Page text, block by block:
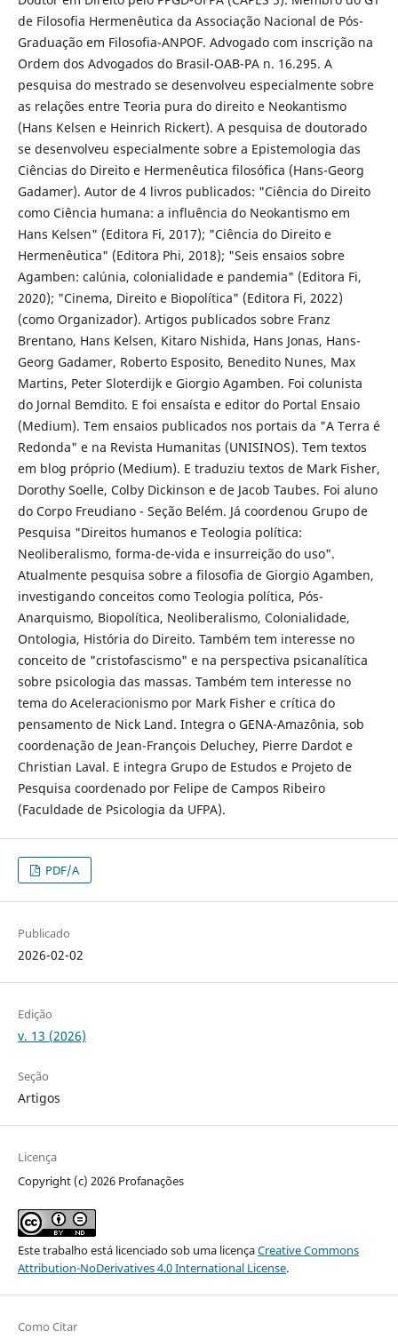
de Filosofia Hermenêutica da Associação Nacional de Pós-
Graduação em Filosofia-ANPOF. Advogado com inscrição na
Ordem dos Advogados do Brasil-OAB-PA n. 16.295. A
pesquisa do mestrado se desenvolveu especialmente sobre
as relações entre Teoria pura do direito e Neokantismo
(Hans Kelsen e Heinrich Rickert). A pesquisa de doutorado
se desenvolveu especialmente sobre a Epistemologia das
Ciências do Direito e Hermenêutica filosófica (Hans-Georg
Gadamer). Autor de 4 livros publicados: "Ciência do Direito
como Ciência humana: a influência do Neokantismo em
Hans Kelsen" (Editora Fi, 2017); "Ciência do Direito e
Hermenêutica" (Editora Phi, 2018); "Seis ensaios sobre
Agamben: calúnia, colonialidade e pandemia" (Editora Fi,
2020); "Cinema, Direito e Biopolítica" (Editora Fi, 2022)
(como Organizador). Artigos publicados sobre Franz
Brentano, Hans Kelsen, Kitaro Nishida, Hans Jonas, Hans-
Georg Gadamer, Roberto Esposito, Benedito Nunes, Max
Martins, Peter Sloterdijk e Giorgio Agamben. Foi colunista
do Jornal Bemdito. E foi ensaísta e editor do Portal Ensaio
(Medium). Tem ensaios publicados nos portais da "A Terra é
Redonda" e na Revista Humanitas (UNISINOS). Tem textos
em blog próprio (Medium). E traduziu textos de Mark Fisher,
Dorothy Soelle, Colby Dickinson e de Jacob Taubes. Foi aluno
do Corpo Freudiano - Seção Belém. Já coordenou Grupo de
Pesquisa "Direitos humanos e Teologia política:
Neoliberalismo, forma-de-vida e insurreição do uso".
Atualmente pesquisa sobre a filosofia de Giorgio Agamben,
investigando conceitos como Teologia política, Pós-
Anarquismo, Biopolítica, Neoliberalismo, Colonialidade,
Ontologia, História do Direito. Também tem interesse no
conceito de "cristofascismo" e na perspectiva psicanalítica
sobre psicologia das massas. Também tem interesse no
tema do Aceleracionismo por Mark Fisher e crítica do
pensamento de Nick Land. Integra o GENA-Amazônia, sob
coordenação de Jean-François Deluchey, Pierre Dardot e
Christian Laval. E integra Grupo de Estudos e Projeto de
Pesquisa coordenado por Felipe de Campos Ribeiro
(Faculdade de Psicologia da UFPA).
PDF/A
Publicado
2026-02-02
Edição
v. 13 (2026)
Seção
Artigos
Licença
Copyright (c) 2026 Profanações
Este trabalho está licenciado sob uma licençaCreative Commons
Attribution-NoDerivatives 4.0 International License.
Como Citar